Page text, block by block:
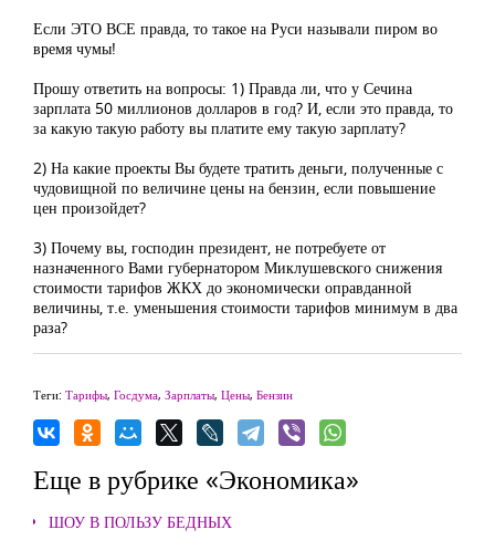
Если ЭТО ВСЕ правда, то такое на Руси называли пиром во
время чумы!
Прошу ответить на вопросы: 1) Правда ли, что у Сечина
зарплата 50 миллионов долларов в год? И, если это правда, то
за какую такую работу вы платите ему такую зарплату?
2) На какие проекты Вы будете тратить деньги, полученные с
чудовищной по величине цены на бензин, если повышение
цен произойдет?
3) Почему вы, господин президент, не потребуете от
назначенного Вами губернатором Миклушевского снижения
стоимости тарифов ЖКХ до экономически оправданной
величины, т.е. уменьшения стоимости тарифов минимум в два
раза?
Теги: Тарифы, Госдума, Зарплаты, Цены, Бензин
Еще в рубрике «Экономика»
ШОУ В ПОЛЬЗУ БЕДНЫХ